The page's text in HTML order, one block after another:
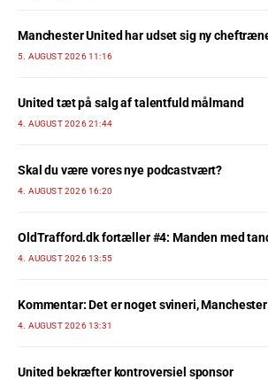
Manchester United har udset sig ny
5. AUGUST 2026 11:16
United tæt på salg af talentfuld målmand
4. AUGUST 2026 21:44
Skal du være vores nye podcastvært?
4. AUGUST 2026 16:20
OldTrafford.dk fortæller #4: Manden med
4. AUGUST 2026 13:55
Kommentar: Det er noget svineri,
4. AUGUST 2026 13:31
United bekræfter kontroversiel sponsor